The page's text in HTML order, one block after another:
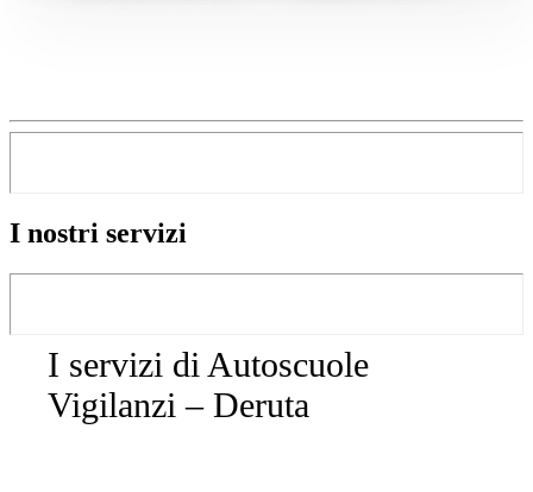
I nostri servizi
I servizi di Autoscuole
Vigilanzi – Deruta